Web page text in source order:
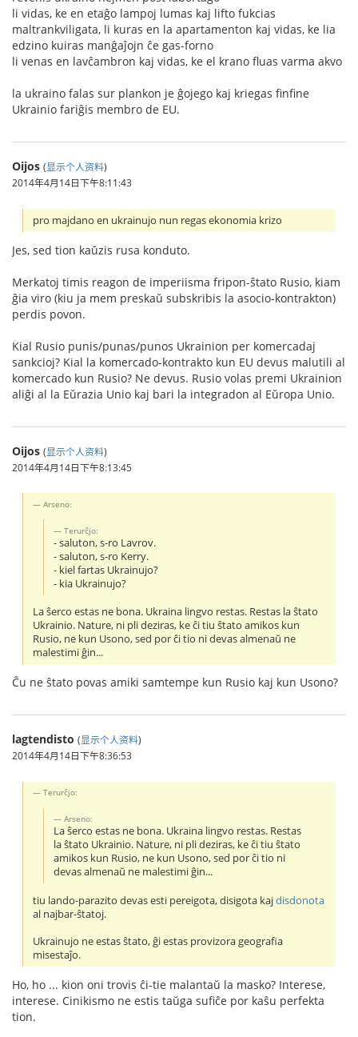
li vidas, ke en etaĝo lampoj lumas kaj lifto fukcias
maltrankviligata, li kuras en la apartamenton kaj vidas, ke lia
edzino kuiras manĝaĵojn ĉe gas-forno
li venas en lavĉambron kaj vidas, ke el krano fluas varma akvo
la ukraino falas sur plankon je ĝojego kaj kriegas finfine
Ukrainio fariĝis membro de EU.
Oijos (显示个人资料)
2014年4月14日下午8:11:43
pro majdano en ukrainujo nun regas ekonomia krizo
Jes, sed tion kaŭzis rusa konduto.
Merkatoj timis reagon de imperiisma fripon-ŝtato Rusio, kiam
ĝia viro (kiu ja mem preskaŭ subskribis la asocio-kontrakton)
perdis povon.
Kial Rusio punis/punas/punos Ukrainion per komercadaj
sankcioj? Kial la komercado-kontrakto kun EU devus malutili al
komercado kun Rusio? Ne devus. Rusio volas premi Ukrainion
aliĝi al la Eŭrazia Unio kaj bari la integradon al Eŭropa Unio.
Oijos (显示个人资料)
2014年4月14日下午8:13:45
Arseno:
Terurĉjo:
- saluton, s-ro Lavrov.
- saluton, s-ro Kerry.
- kiel fartas Ukrainujo?
- kia Ukrainujo?
La ŝerco estas ne bona. Ukraina lingvo restas. Restas la ŝtato
Ukrainio. Nature, ni pli deziras, ke ĉi tiu ŝtato amikos kun
Rusio, ne kun Usono, sed por ĉi tio ni devas almenaŭ ne
malestimi ĝin...
Ĉu ne ŝtato povas amiki samtempe kun Rusio kaj kun Usono?
lagtendisto (显示个人资料)
2014年4月14日下午8:36:53
Terurĉjo:
Arseno:
La ŝerco estas ne bona. Ukraina lingvo restas. Restas
la ŝtato Ukrainio. Nature, ni pli deziras, ke ĉi tiu ŝtato
amikos kun Rusio, ne kun Usono, sed por ĉi tio ni
devas almenaŭ ne malestimi ĝin...
tiu lando-parazito devas esti pereigota, disigota kajdisdonota
al najbar-ŝtatoj.
Ukrainujo ne estas ŝtato, ĝi estas provizora geografia
misestaĵo.
Ho, ho ... kion oni trovis ĉi-tie malantaŭ la masko? Interese,
interese. Cinikismo ne estis taŭga sufiĉe por kaŝu perfekta
tion.